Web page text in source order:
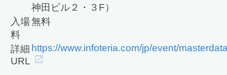
神田ビル２・３F）
入場
料
無料
詳細
URL
https://www.infoteria.com/jp/event/